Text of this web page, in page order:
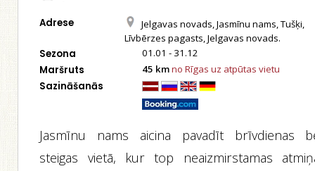
Adrese
Jelgavas novads, Jasmīnu nams, Tušķi,
Līvbērzes pagasts, Jelgavas novads.
Sezona 01.01 - 31.12
Maršruts 45 kmno Rīgas uz atpūtas vietu
Sazināšanās
Jasmīnu nams aicina pavadīt brīvdienas
steigas vietā, kur top neaizmirstamas